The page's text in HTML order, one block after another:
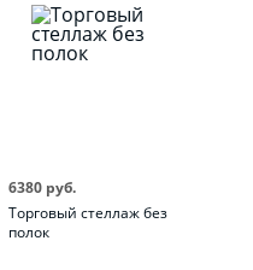
Торговый стеллаж без
полок
6380 руб.